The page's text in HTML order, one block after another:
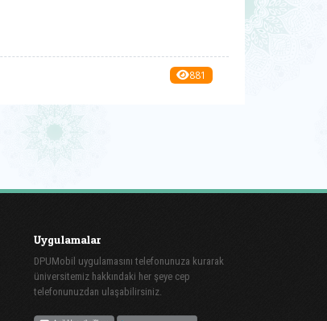
881
Uygulamalar
DPUMobil uygulamasını telefonunuza kurarak
üniversitemiz hakkındaki her şeye cep
telefonunuzdan ulaşabilirsiniz.